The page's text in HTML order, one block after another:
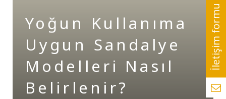
Metal Sandalye
Tonet-Thonet Sandalye
Hilton & Banket Sandalyeler
Klasik Sandalye
Nova | Blog
İLETİŞİM
Yoğun Kullanıma
Uygun Sandalye
Modelleri Nasıl
Belirlenir?